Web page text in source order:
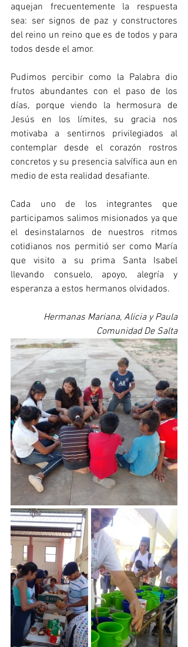
aquejan frecuentemente la respuesta
sea: ser signos de paz y constructores
del reino un reino que es de todos y para
todos desde el amor.
Pudimos percibir como la Palabra dio
frutos abundantes con el paso de los
días, porque viendo la hermosura de
Jesús en los límites, su gracia nos
motivaba a sentirnos privilegiados al
contemplar desde el corazón rostros
concretos y su presencia salvífica aun en
medio de esta realidad desafiante.
Cada uno de los integrantes que
participamos salimos misionados ya que
el desinstalarnos de nuestros ritmos
cotidianos nos permitió ser como María
que visito a su prima Santa Isabel
llevando consuelo, apoyo, alegría y
esperanza a estos hermanos olvidados.
Hermanas Mariana, Alicia y Paula
Comunidad De Salta